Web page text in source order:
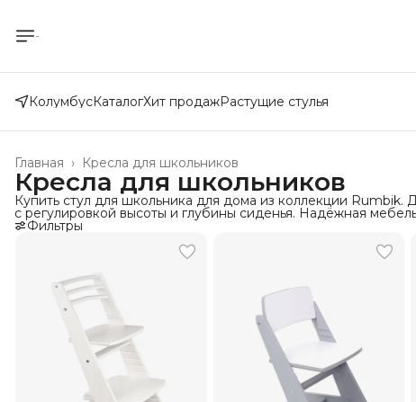
КолумбусКаталогХит продажРастущие стулья
Кресла для школьников
Главная ›
Кресла для школьников
Купить стул для школьника для дома из коллекции Rumbik.
с регулировкой высоты и глубины сиденья. Надёжная
Фильтры